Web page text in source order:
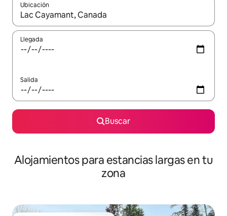
Ubicación
Cuando los resultados estén disponibles, podrás navegar
Llegada
Salida
Buscar
Alojamientos para estancias largas en tu
zona